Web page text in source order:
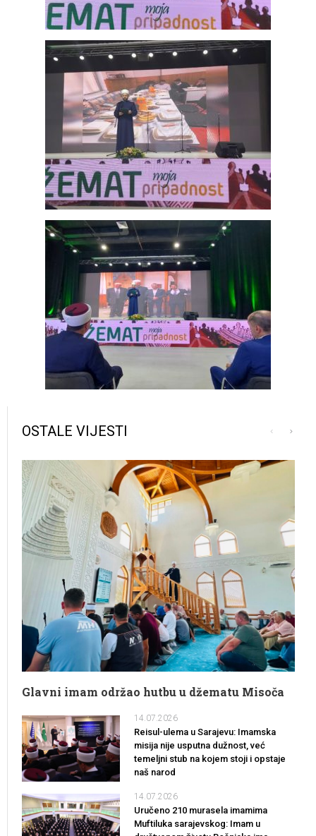
OSTALE VIJESTI
Glavni imam održao hutbu u džematu Misoča
14.07.2026
Reisul-ulema u Sarajevu: Imamska
misija nije usputna dužnost, već
temeljni stub na kojem stoji i opstaje
naš narod
14.07.2026
Uručeno 210 murasela imamima
Muftiluka sarajevskog: Imam u